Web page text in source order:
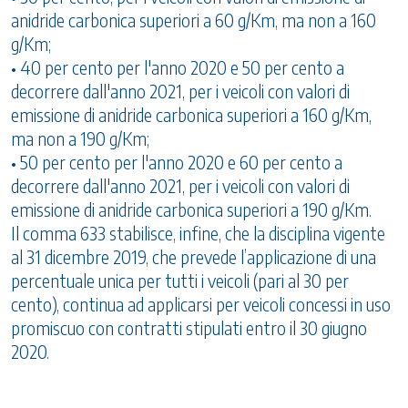
anidride carbonica superiori a 60 g/Km, ma non a 160
g/Km;
• 40 per cento per l'anno 2020 e 50 per cento a
decorrere dall'anno 2021, per i veicoli con valori di
emissione di anidride carbonica superiori a 160 g/Km,
ma non a 190 g/Km;
• 50 per cento per l'anno 2020 e 60 per cento a
decorrere dall'anno 2021, per i veicoli con valori di
emissione di anidride carbonica superiori a 190 g/Km.
Il comma 633 stabilisce, infine, che la disciplina vigente
al 31 dicembre 2019, che prevede l’applicazione di una
percentuale unica per tutti i veicoli (pari al 30 per
cento), continua ad applicarsi per veicoli concessi in uso
promiscuo con contratti stipulati entro il 30 giugno
2020.